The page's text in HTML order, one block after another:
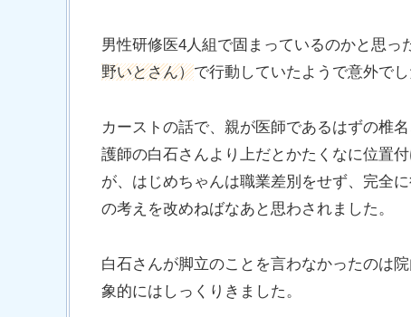
男性研修医4人組で固まっているのかと思っ
野いとさん）で行動していたようで意外でし
カーストの話で、親が医師であるはずの椎
護師の白石さんより上だとかたくなに位置
が、はじめちゃんは職業差別をせず、完全
の考えを改めねばなあと思わされました。
白石さんが脚立のことを言わなかったのは
象的にはしっくりきました。